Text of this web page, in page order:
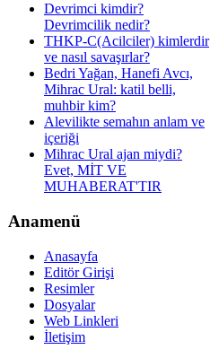
Devrimci kimdir?
Devrimcilik nedir?
THKP-C(Acilciler) kimlerdir
ve nasıl savaşırlar?
Bedri Yağan, Hanefi Avcı,
Mihrac Ural: katil belli,
muhbir kim?
Alevilikte semahın anlam ve
içeriği
Mihrac Ural ajan miydi?
Evet, MİT VE
MUHABERAT'TIR
Anamenü
Anasayfa
Editör Girişi
Resimler
Dosyalar
Web Linkleri
İletişim